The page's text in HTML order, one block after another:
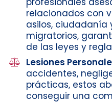
relacionados con
asilos, ciudadanía
migratorios,
de las leyes y
Lesiones
accidentes,
prácticas, estos
conseguir una